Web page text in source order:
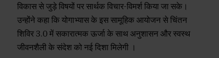
विकास से जुड़े विषयों पर सार्थक विचार-विमर्श किया जा सके।
उन्होंने कहा कि योगाभ्यास के इस सामूहिक आयोजन से चिंतन
शिविर 3.0 में सकारात्मक ऊर्जा के साथ अनुशासन और स्वस्थ
जीवनशैली के संदेश को नई दिशा मिलेगी ।